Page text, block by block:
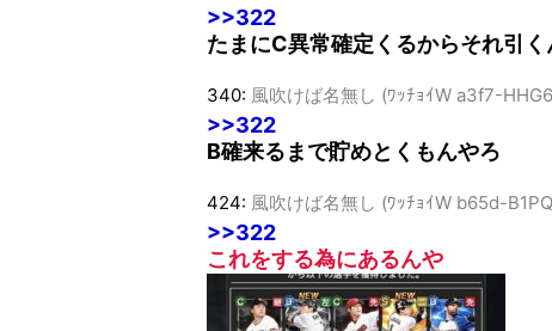
>>322
たまにC異常確定くるからそれ引く
340: 風吹けば名無し (ﾜｯﾁｮｲW a3f7-
>>322
B確来るまで貯めとくもんやろ
424: 風吹けば名無し (ﾜｯﾁｮｲW b65d-
>>322
これをする為にあるんや